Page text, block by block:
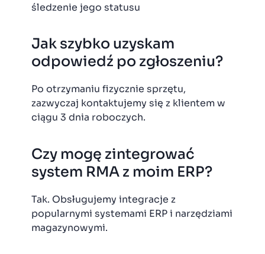
śledzenie jego statusu
Jak szybko uzyskam
odpowiedź po zgłoszeniu?
Po otrzymaniu fizycznie sprzętu,
zazwyczaj kontaktujemy się z klientem w
ciągu 3 dnia roboczych.
Czy mogę zintegrować
system RMA z moim ERP?
Tak. Obsługujemy integracje z
popularnymi systemami ERP i narzędziami
magazynowymi.